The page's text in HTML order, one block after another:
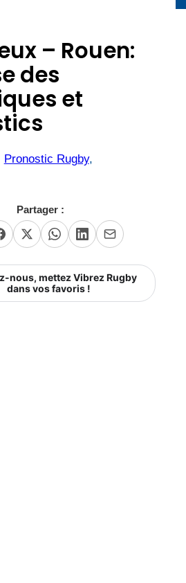
– Rouen:
des
et
Pronostic Rugby
Partager :
nous, mettez Vibrez Rugby
dans vos favoris !